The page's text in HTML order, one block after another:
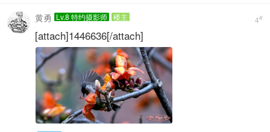
4#
黄勇 Lv.8 特约摄影师 楼主
[attach]1446636[/attach]